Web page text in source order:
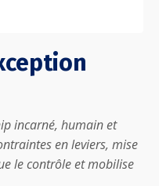
incarné, humain et
en leviers, mise
le contrôle et mobilise